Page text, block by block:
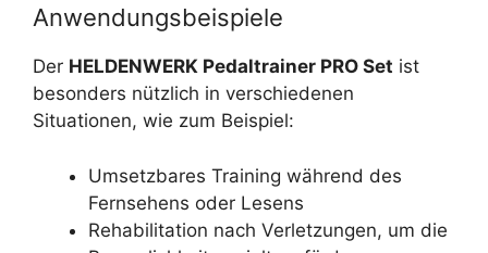
Anwendungsbeispiele
Der HELDENWERK Pedaltrainer PRO Set ist
besonders nützlich in verschiedenen
Situationen, wie zum Beispiel:
Umsetzbares Training während des
Fernsehens oder Lesens
Rehabilitation nach Verletzungen, um die